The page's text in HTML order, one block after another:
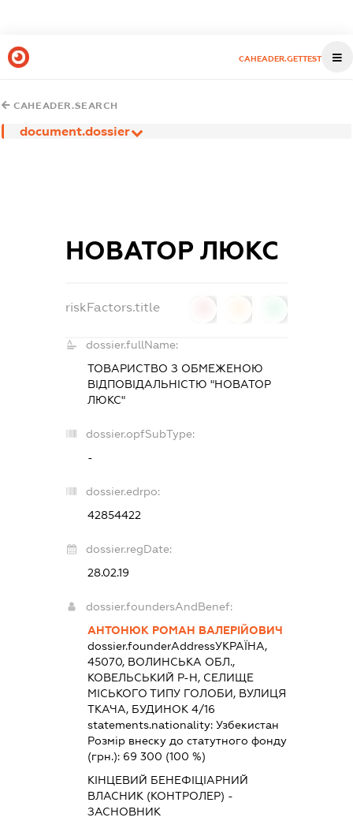
CAHEADER.GETTEST
CAHEADER.SEARCH
document.dossier
НОВАТОР ЛЮКС
riskFactors.title
dossier.fullName:
ТОВАРИСТВО З ОБМЕЖЕНОЮ
ВІДПОВІДАЛЬНІСТЮ "НОВАТОР
ЛЮКС"
dossier.opfSubType:
-
dossier.edrpo:
42854422
dossier.regDate:
28.02.19
dossier.foundersAndBenef:
АНТОНЮК РОМАН ВАЛЕРІЙОВИЧ
dossier.founderAddressУКРАЇНА,
45070, ВОЛИНСЬКА ОБЛ.,
КОВЕЛЬСЬКИЙ Р-Н, СЕЛИЩЕ
МІСЬКОГО ТИПУ ГОЛОБИ, ВУЛИЦЯ
ТКАЧА, БУДИНОК 4/16
statements.nationality: Узбекистан
Розмір внеску до статутного фонду
(грн.): 69 300 (100 %)
КІНЦЕВИЙ БЕНЕФІЦІАРНИЙ
ВЛАСНИК (КОНТРОЛЕР) -
ЗАСНОВНИК